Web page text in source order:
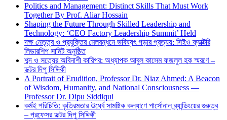
Politics and Management: Distinct Skills That Must Work
Together By Prof. Aliar Hossain
Shaping the Future Through Skilled Leadership and
Technology: ‘CEO Factory Leadership Summit’ Held
দক্ষ নেতৃত্ব ও প্রযুক্তির মেলবন্ধনে ভবিষ্যৎ গড়ার প্রত্যয়: সিইও ফ্যাক্টরি
লিডারশিপ সামিট অনুষ্ঠিত
শব্দ ও সত্যের অবিনাশী কারিগর: অধ্যাপক আবুল কাসেম ফজলুল হক স্মরণে –
ডক্টর দিপু সিদ্দিকী
A Portrait of Erudition, Professor Dr. Niaz Ahmed: A Beacon
of Wisdom, Humanity, and National Consciousness —
Professor Dr. Dipu Siddiqui
কর্মই পরিচিতি: কৃত্রিমতার ঊর্ধ্বে সামষ্টিক কল্যাণে পার্সোনাল ব্র্যান্ডিংয়ের গুরুত্ব
– প্রফেসর ডক্টর দিপু সিদ্দিকী